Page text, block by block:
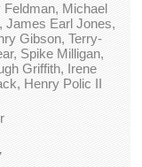
Michael
James Earl Jones,
Gibson, Terry-
Spike Milligan,
Griffith, Irene
Henry Polic II